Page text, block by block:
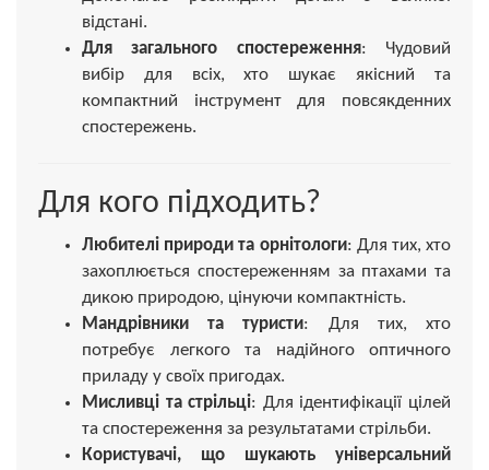
відстані.
Для загального спостереження: Чудовий
вибір для всіх, хто шукає якісний та
компактний інструмент для повсякденних
спостережень.
Для кого підходить?
Любителі природи та орнітологи: Для тих, хто
захоплюється спостереженням за птахами та
дикою природою, цінуючи компактність.
Мандрівники та туристи: Для тих, хто
потребує легкого та надійного оптичного
приладу у своїх пригодах.
Мисливці та стрільці: Для ідентифікації цілей
та спостереження за результатами стрільби.
Користувачі, що шукають універсальний